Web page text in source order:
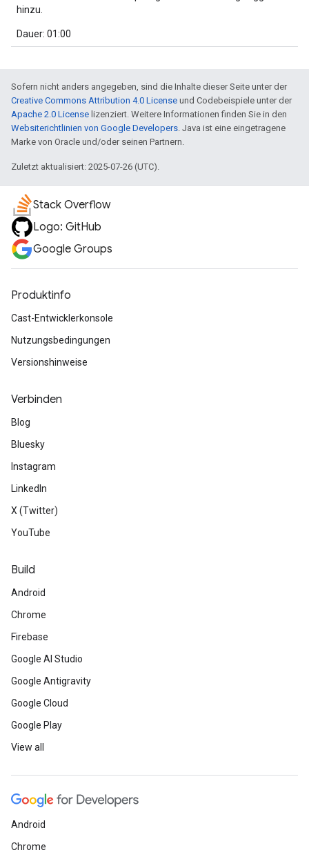
hinzu.
Dauer: 01:00
Sofern nicht anders angegeben, sind die Inhalte dieser Seite unter der
Creative Commons Attribution 4.0 License und Codebeispiele unter der
Apache 2.0 License lizenziert. Weitere Informationen finden Sie in den
Websiterichtlinien von Google Developers. Java ist eine eingetragene
Marke von Oracle und/oder seinen Partnern.
Zuletzt aktualisiert: 2025-07-26 (UTC).
Stack Overflow
Logo: GitHub
Google Groups
Produktinfo
Cast-Entwicklerkonsole
Nutzungsbedingungen
Versionshinweise
Verbinden
Blog
Bluesky
Instagram
LinkedIn
X (Twitter)
YouTube
Build
Android
Chrome
Firebase
Google AI Studio
Google Antigravity
Google Cloud
Google Play
View all
Android
Chrome